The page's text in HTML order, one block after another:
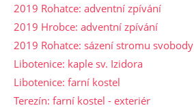
2019 Rohatce: adventní zpívání
2019 Hrobce: adventní zpívání
2019 Rohatce: sázení stromu svobody
Libotenice: kaple sv. Izidora
Libotenice: farní kostel
Terezín: farní kostel - exteriér